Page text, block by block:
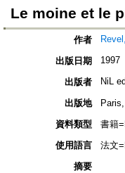
Le moine et le
作者
出版日期 1997
出版者 NiL
出版地
資料類型
書籍
使用語言
法文
摘要